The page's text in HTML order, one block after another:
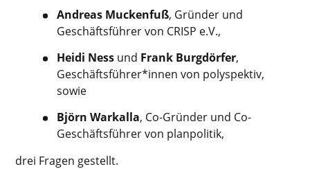
Andreas Muckenfuß, Gründer und
Geschäftsführer von CRISP e.V.,
Heidi Ness und Frank Burgdörfer,
Geschäftsführer*innen von polyspektiv,
sowie
Björn Warkalla, Co-Gründer und Co-
Geschäftsführer von planpolitik,
drei Fragen gestellt.